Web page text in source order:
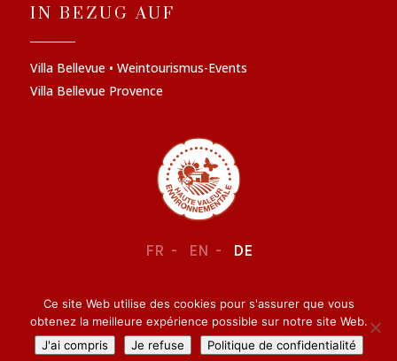
IN BEZUG AUF
Villa Bellevue • Weintourismus-Events
Villa Bellevue Provence
FR EN DE
RECHTLICHE INFORMATIONEN–VERTRAULICHKEIT
Ce site Web utilise des cookies pour s'assurer que vous
obtenez la meilleure expérience possible sur notre site Web.
J'ai compris
Je refuse Politique de confidentialité